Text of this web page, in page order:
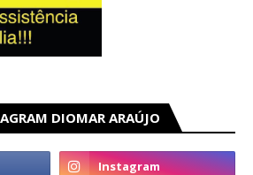
DIOMAR ARAÚJO